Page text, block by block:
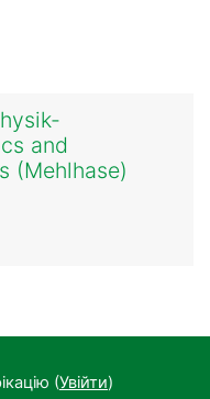
and
(Mehlhase)
(Увійти)